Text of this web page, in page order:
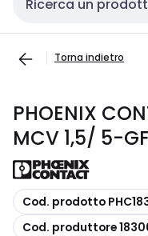
Cerca input
Torna indietro
PHOENIX
MCV 1,5/ 5-
copia
Cod. prodotto
copia
Cod. produttore